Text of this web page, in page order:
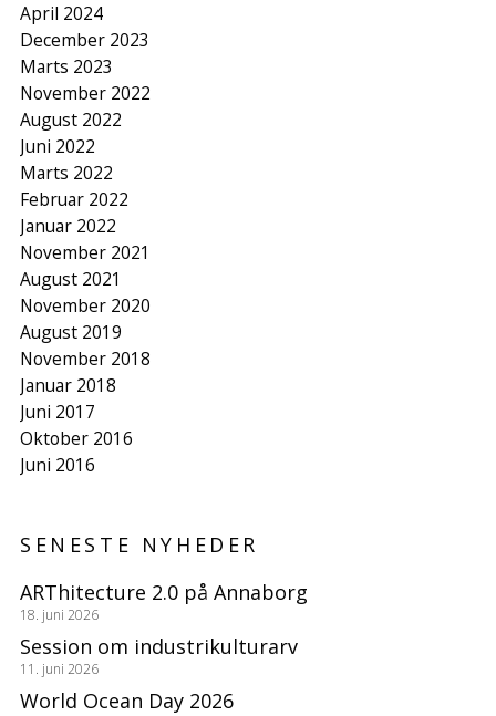
April 2024
December 2023
Marts 2023
November 2022
August 2022
Juni 2022
Marts 2022
Februar 2022
Januar 2022
November 2021
August 2021
November 2020
August 2019
November 2018
Januar 2018
Juni 2017
Oktober 2016
Juni 2016
SENESTE NYHEDER
ARThitecture 2.0 på Annaborg
18. juni 2026
Session om industrikulturarv
11. juni 2026
World Ocean Day 2026